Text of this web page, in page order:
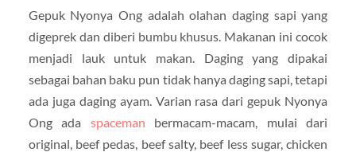
Gepuk Nyonya Ong adalah olahan daging sapi yang
digeprek dan diberi bumbu khusus. Makanan ini cocok
menjadi lauk untuk makan. Daging yang dipakai
sebagai bahan baku pun tidak hanya daging sapi, tetapi
ada juga daging ayam. Varian rasa dari gepuk Nyonya
Ong ada spaceman bermacam-macam, mulai dari
original, beef pedas, beef salty, beef less sugar, chicken